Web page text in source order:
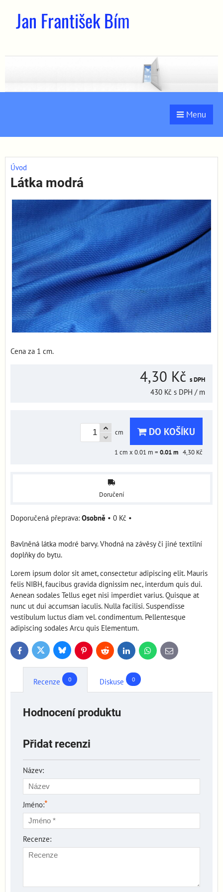
Jan František Bím
Menu
Úvod
Látka modrá
Cena za 1 cm.
4,30 Kč s DPH
430 Kč s DPH / m
cm DO KOŠÍKU
1 cm x 0.01 m = 0.01m 4,30 Kč
Doručení
Osobně • 0 Kč •
Bavlněná látka modré barvy. Vhodná na závěsy či jiné textilní
doplňky do bytu.
Lorem ipsum dolor sit amet, consectetur adipiscing elit. Mauris
felis NIBH, faucibus gravida dignissim nec, interdum quis dui.
Aenean sodales Tellus eget nisi imperdiet varius. Quisque at
nunc ut dui accumsan iaculis. Nulla facilisi. Suspendisse
vestibulum luctus diam vel. condimentum. Pellentesque
adipiscing sodales Arcu quis Elementum.
FacebookTwitter BlueskyPinterestReddit LinkedInWhatsApp
E-
mail
Recenze 0 Diskuse 0
Hodnocení produktu
Přidat recenzi
Název:
Jméno:*
Recenze: